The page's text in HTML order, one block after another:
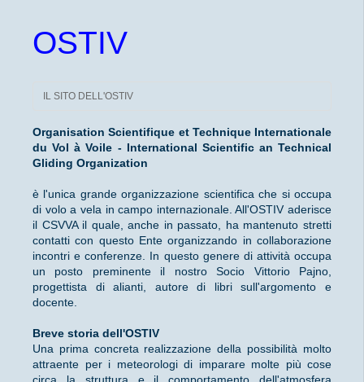
OSTIV
IL SITO DELL'OSTIV
Organisation Scientifique et Technique Internationale
du Vol à Voile - International Scientific an Technical
Gliding Organization
è l'unica grande organizzazione scientifica che si occupa
di volo a vela in campo internazionale. All'OSTIV aderisce
il CSVVA il quale, anche in passato, ha mantenuto stretti
contatti con questo Ente organizzando in collaborazione
incontri e conferenze. In questo genere di attività occupa
un posto preminente il nostro Socio Vittorio Pajno,
progettista di alianti, autore di libri sull'argomento e
docente.
Breve storia dell'OSTIV
Una prima concreta realizzazione della possibilità molto
attraente per i meteorologi di imparare molte più cose